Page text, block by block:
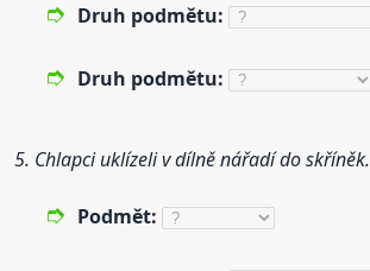
Druh podmětu:
Druh podmětu:
5. Chlapci uklízeli v dílně nářadí do skříněk.
Podmět: